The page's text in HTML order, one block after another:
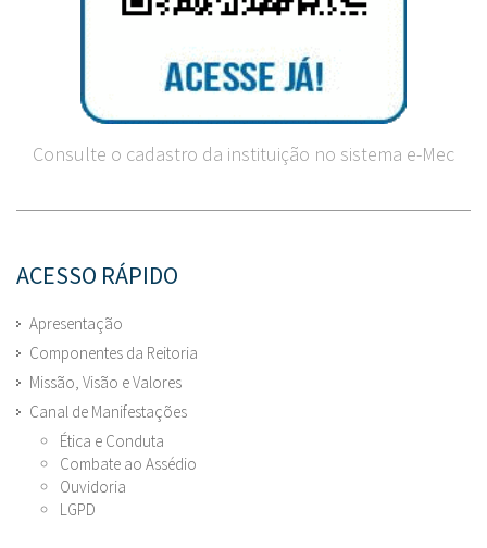
Consulte o cadastro da instituição no sistema e-Mec
ACESSO RÁPIDO
Apresentação
Componentes da Reitoria
Missão, Visão e Valores
Canal de Manifestações
Ética e Conduta
Combate ao Assédio
Ouvidoria
LGPD